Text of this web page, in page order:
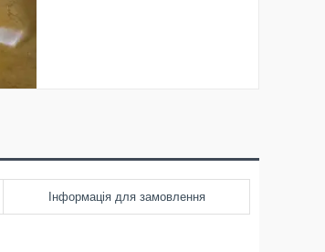
Інформація для замовлення